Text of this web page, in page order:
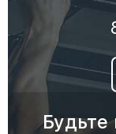
Будьте